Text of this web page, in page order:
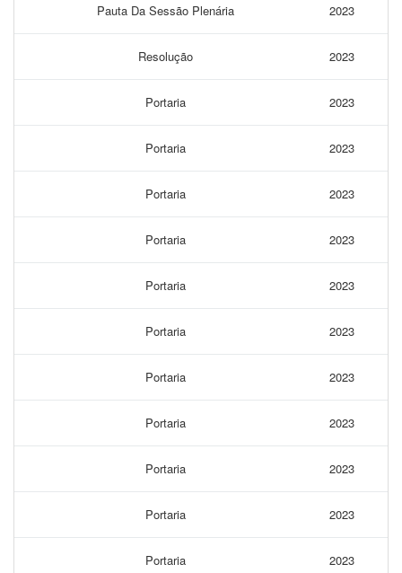
Pauta Da Sessão Plenária 2023
Resolução 2023
Portaria 2023
Portaria 2023
Portaria 2023
Portaria 2023
Portaria 2023
Portaria 2023
Portaria 2023
Portaria 2023
Portaria 2023
Portaria 2023
Portaria 2023